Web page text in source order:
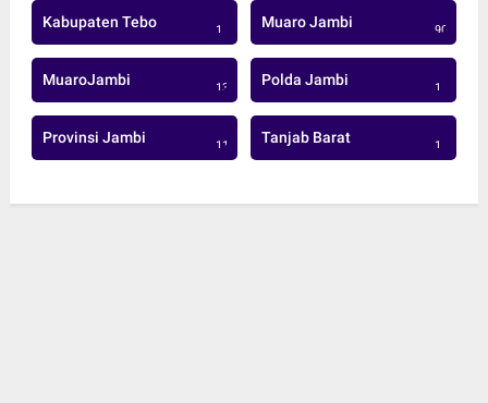
Kabupaten Tebo 1 Muaro Jambi 906
MuaroJambi 137 Polda Jambi 1
Provinsi Jambi 113 Tanjab Barat 1